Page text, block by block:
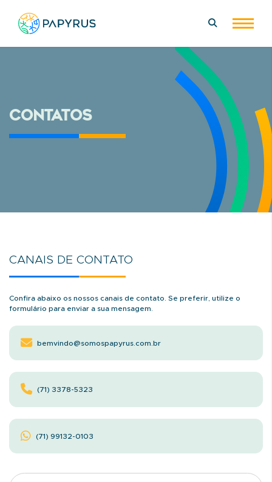
Papyrus
Exibir
CONTATOS
CANAIS DE CONTATO
Confira abaixo os nossos canais de contato. Se preferir, utilize o
formulário para enviar a sua mensagem.
bemvindo@somospapyrus.com.br
(71) 3378-5323
(71) 99132-0103